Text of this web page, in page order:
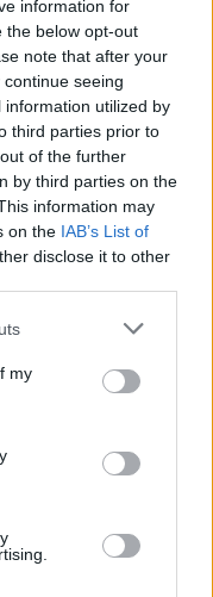
information for
the below opt-out
note that after your
seeing
utilized by
third parties prior to
of the further
by third parties on the
information may
on the IAB’s List of
disclose it to other
my
ο Νίκος
Code και